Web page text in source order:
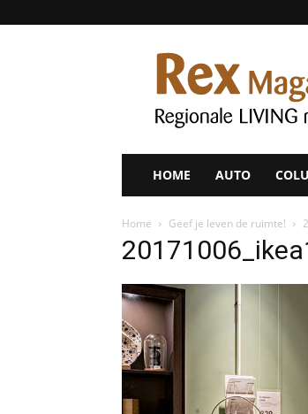
Rex
Magazines
HOME AUTO
Home Geef je leven de ruimte!